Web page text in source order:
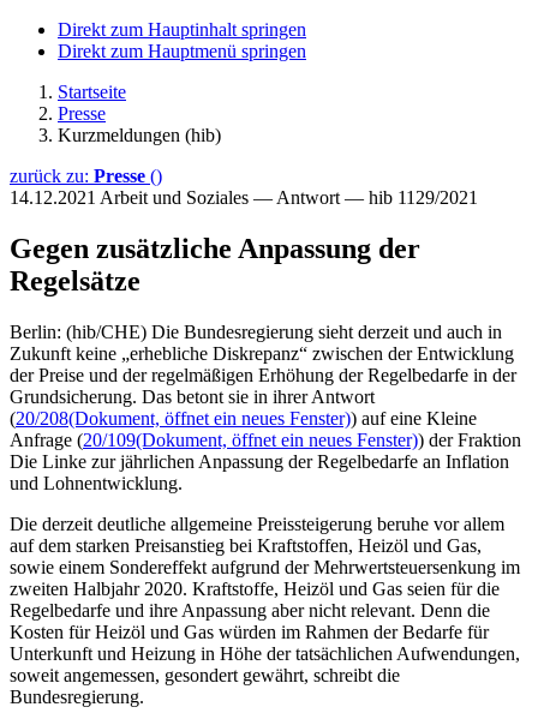
Direkt zum Hauptinhalt springen
Direkt zum Hauptmenü springen
Startseite
Presse
Kurzmeldungen (hib)
zurück zu: Presse ()
14.12.2021 Arbeit und Soziales — Antwort — hib 1129/2021
Gegen zusätzliche Anpassung der
Regelsätze
Berlin: (hib/CHE) Die Bundesregierung sieht derzeit und auch in
Zukunft keine „erhebliche Diskrepanz“ zwischen der Entwicklung
der Preise und der regelmäßigen Erhöhung der Regelbedarfe in der
Grundsicherung. Das betont sie in ihrer Antwort
(20/208(Dokument, öffnet ein neues Fenster)) auf eine Kleine
Anfrage (20/109(Dokument, öffnet ein neues Fenster)) der Fraktion
Die Linke zur jährlichen Anpassung der Regelbedarfe an Inflation
und Lohnentwicklung.
Die derzeit deutliche allgemeine Preissteigerung beruhe vor allem
auf dem starken Preisanstieg bei Kraftstoffen, Heizöl und Gas,
sowie einem Sondereffekt aufgrund der Mehrwertsteuersenkung im
zweiten Halbjahr 2020. Kraftstoffe, Heizöl und Gas seien für die
Regelbedarfe und ihre Anpassung aber nicht relevant. Denn die
Kosten für Heizöl und Gas würden im Rahmen der Bedarfe für
Unterkunft und Heizung in Höhe der tatsächlichen Aufwendungen,
soweit angemessen, gesondert gewährt, schreibt die
Bundesregierung.